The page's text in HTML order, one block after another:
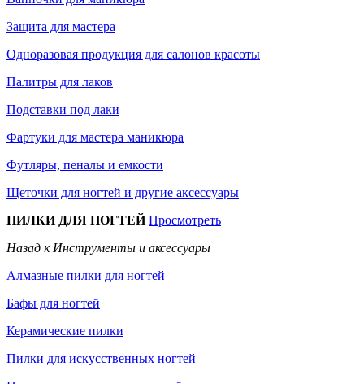
Защита для мастера
Одноразовая продукция для салонов красоты
Палитры для лаков
Подставки под лаки
Фартуки для мастера маникюра
Футляры, пеналы и емкости
Щеточки для ногтей и другие аксессуары
ПИЛКИ ДЛЯ НОГТЕЙПросмотреть
Назад к Инструменты и аксессуары
Алмазные пилки для ногтей
Бафы для ногтей
Керамические пилки
Пилки для искусственных ногтей